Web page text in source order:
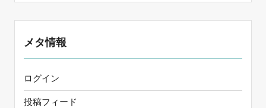
メタ情報
ログイン
投稿フィード